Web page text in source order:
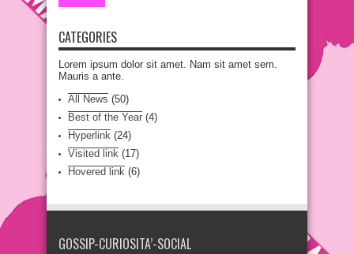
CATEGORIES
Lorem ipsum dolor sit amet. Nam sit amet sem.
Mauris a ante.
All News (50)
Best of the Year (4)
Hyperlink (24)
Visited link (17)
Hovered link (6)
GOSSIP-CURIOSITA’-SOCIAL